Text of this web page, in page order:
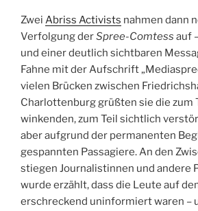
Zwei Abriss Activists nahmen dann
Verfolgung derSpree-Comtess auf
und einer deutlich sichtbaren
Fahne mit der Aufschrift
vielen Brücken zwischen
Charlottenburg grüßten sie die zum
winkenden, zum Teil sichtlich
aber aufgrund der permanenten
gespannten Passagiere. An den
stiegen Journalistinnen und andere
wurde erzählt, dass die Leute auf
erschreckend uninformiert waren –